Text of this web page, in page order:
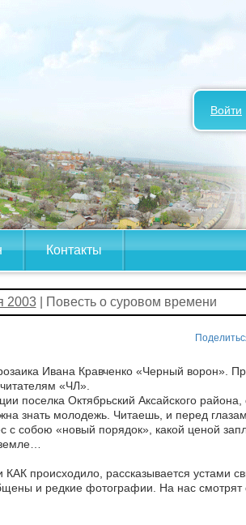
Контакты
Войти
2003| Повесть о суровом времени
Ивана Кравченко «Черный ворон».
«ЧЛ».
поселка Октябрьский Аксайского района,
знать молодежь. Читаешь, и перед
с собою «новый порядок», какой ценой
происходило, рассказывается устами
и редкие фотографии. На нас смотрят